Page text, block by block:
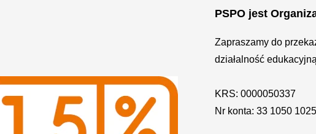
PSPO jest
Zapraszamy do
działalność
KRS: 0000050337
Nr konta: 33 1050